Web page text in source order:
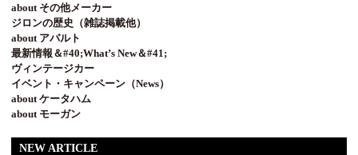
about その他メーカー
ジロンの歴史（雑誌掲載他）
about アバルト
最新情報＆#40;What’s New＆#41;
ヴィンテージカー
イベント・キャンペーン（News）
about ケータハム
about モーガン
NEW ARTICLE